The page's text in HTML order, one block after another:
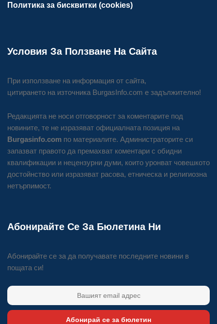
Политика за бисквитки (cookies)
Условия За Ползване На Сайта
При използване на информация от сайта,
цитирането на източника BurgasInfo.com е задължително!
Редакцията не носи отговорност за коментарите под
новините, те не изразяват официалната позиция на
Burgasinfo.com по материалите. Администраторите си
запазват правото да премахват коментари с обидни
квалификации и нецензурни думи, които уронват човешкото
достойнство или изразяват расова, етническа и религиозна
нетърпимост.
Абонирайте Се За Бюлетина Ни
Абонирайте се за да получавате последните новини в
пощата си!
Абонирай се за бюлетин